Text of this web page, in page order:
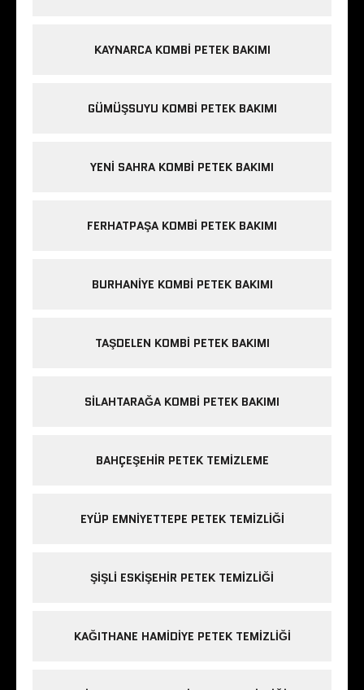
KAYNARCA KOMBI PETEK BAKIMI
GÜMÜŞSUYU KOMBI PETEK BAKIMI
YENI SAHRA KOMBI PETEK BAKIMI
FERHATPAŞA KOMBI PETEK BAKIMI
BURHANIYE KOMBI PETEK BAKIMI
TAŞDELEN KOMBI PETEK BAKIMI
SILAHTARAĞA KOMBI PETEK BAKIMI
BAHÇEŞEHIR PETEK TEMIZLEME
EYÜP EMNIYETTEPE PETEK TEMIZLIĞI
ŞIŞLI ESKIŞEHIR PETEK TEMIZLIĞI
KAĞITHANE HAMIDIYE PETEK TEMIZLIĞI